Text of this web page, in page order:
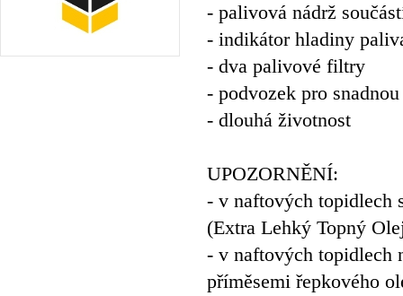
- palivová nádrž
- indikátor hladiny
- dva palivové filtry
- podvozek pro
- dlouhá životnost
UPOZORNĚNÍ:
- v naftových topidlech
(Extra Lehký Topný
- v naftových topidlech
příměsemi řepkového